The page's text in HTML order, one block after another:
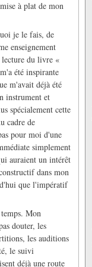
à plat de mon
je le fais, de
enseignement
lecture du livre «
été inspirante
m'avait déjà été
instrument et
spécialement cette
cadre de
pour moi d'une
simplement
auraient un intérêt
dans mon
que l'impératif
Mon
douter, les
les auditions
le suivi
déjà une route